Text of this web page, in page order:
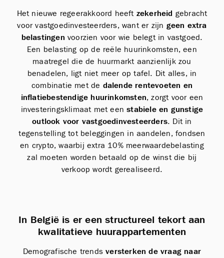
Het nieuwe regeerakkoord heeft zekerheid gebracht
voor vastgoedinvesteerders, want er zijn geen extra
belastingen voorzien voor wie belegt in vastgoed.
Een belasting op de reële huurinkomsten, een
maatregel die de huurmarkt aanzienlijk zou
benadelen, ligt niet meer op tafel. Dit alles, in
combinatie met de dalende rentevoeten en
inflatiebestendige huurinkomsten, zorgt voor een
investeringsklimaat met eenstabiele en gunstige
outlook voor vastgoedinvesteerders. Dit in
tegenstelling tot beleggingen in aandelen, fondsen
en crypto, waarbij extra 10% meerwaardebelasting
zal moeten worden betaald op de winst die bij
verkoop wordt gerealiseerd.
In België is er een structureel tekort aan
kwalitatieve huurappartementen
Demografische trendsversterken de vraag naar